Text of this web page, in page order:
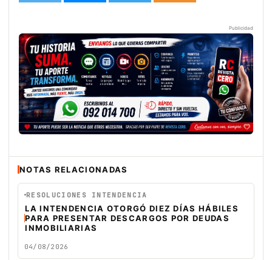
Publicidad
NOTAS RELACIONADAS
RESOLUCIONES INTENDENCIA
LA INTENDENCIA OTORGÓ DIEZ DÍAS HÁBILES
PARA PRESENTAR DESCARGOS POR DEUDAS
INMOBILIARIAS
04/08/2026